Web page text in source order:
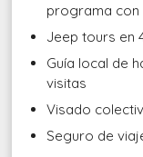
programa con
Jeep tours en
Guía local de
visitas
Visado
Seguro de